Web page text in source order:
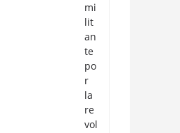
mi
lit
an
te
po
r
la
re
vol